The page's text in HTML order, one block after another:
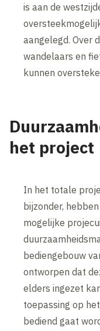
is aan de
aangelegd. Over
wandelaars en
kunnen
het project
In het totale
bijzonder,
mogelijke
bediengebouw
ontworpen dat
elders ingezet
toepassing op
bediend gaat